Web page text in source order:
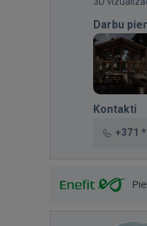
Darbu
Kontakti
+371